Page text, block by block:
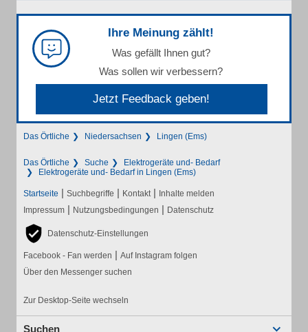
Ihre Meinung zählt!
Was gefällt Ihnen gut?
Was sollen wir verbessern?
Jetzt Feedback geben!
Das Örtliche Niedersachsen Lingen (Ems)
Das Örtliche Suche
Elektrogeräte und- Bedarf
Elektrogeräte und- Bedarf in Lingen (Ems)
Startseite | Suchbegriffe | Kontakt | Inhalte melden
Impressum | Nutzungsbedingungen | Datenschutz
Datenschutz-Einstellungen
Facebook - Fan werden | Auf Instagram folgen
Über den Messenger suchen
Zur Desktop-Seite wechseln
Suchen